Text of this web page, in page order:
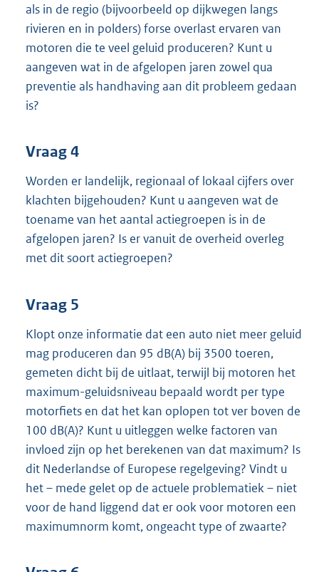
als in de regio (bijvoorbeeld op dijkwegen langs
rivieren en in polders) forse overlast ervaren van
motoren die te veel geluid produceren? Kunt u
aangeven wat in de afgelopen jaren zowel qua
preventie als handhaving aan dit probleem gedaan
is?
Vraag 4
Worden er landelijk, regionaal of lokaal cijfers over
klachten bijgehouden? Kunt u aangeven wat de
toename van het aantal actiegroepen is in de
afgelopen jaren? Is er vanuit de overheid overleg
met dit soort actiegroepen?
Vraag 5
Klopt onze informatie dat een auto niet meer geluid
mag produceren dan 95 dB(A) bij 3500 toeren,
gemeten dicht bij de uitlaat, terwijl bij motoren het
maximum-geluidsniveau bepaald wordt per type
motorfiets en dat het kan oplopen tot ver boven de
100 dB(A)? Kunt u uitleggen welke factoren van
invloed zijn op het berekenen van dat maximum? Is
dit Nederlandse of Europese regelgeving? Vindt u
het – mede gelet op de actuele problematiek – niet
voor de hand liggend dat er ook voor motoren een
maximumnorm komt, ongeacht type of zwaarte?